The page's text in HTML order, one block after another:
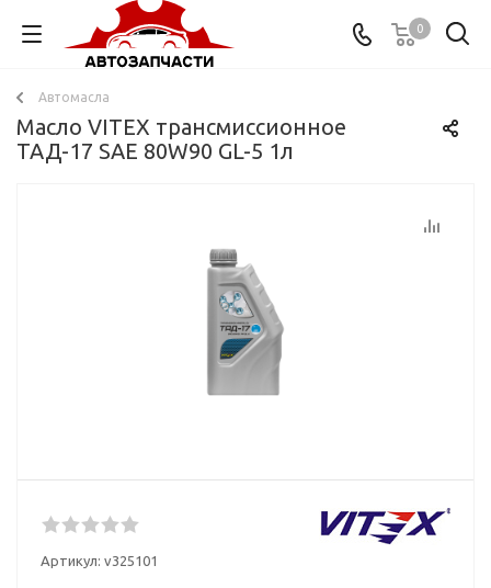
0
Автомасла
Масло VITEX трансмиссионное
ТАД-17 SAE 80W90 GL-5 1л
Артикул: v325101